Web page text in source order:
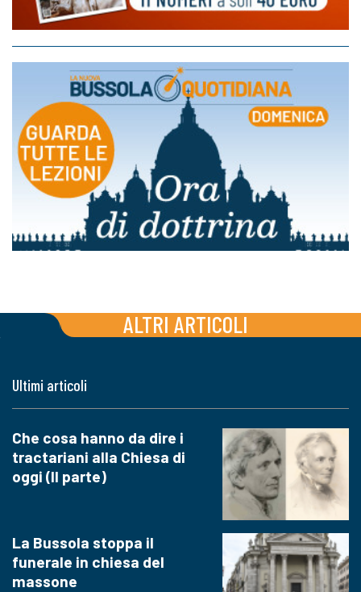
ALTRI ARTICOLI
Ultimi articoli
Che cosa hanno da dire i
tractariani alla Chiesa di
oggi (II parte)
La Bussola stoppa il
funerale in chiesa del
massone